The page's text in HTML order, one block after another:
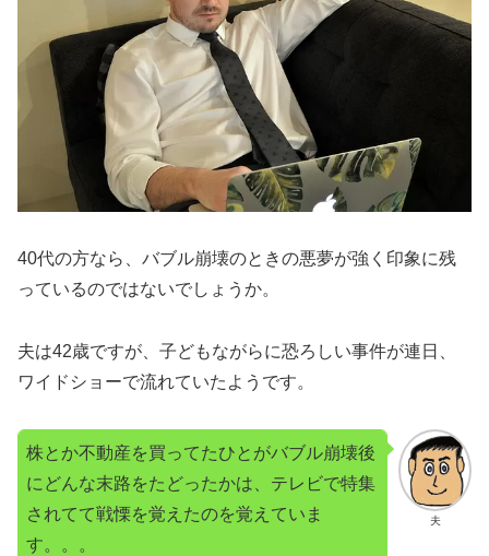
40代の方なら、バブル崩壊のときの悪夢が強く印象に残
っているのではないでしょうか。
夫は42歳ですが、子どもながらに恐ろしい事件が連日、
ワイドショーで流れていたようです。
夫
株とか不動産を買ってたひとがバブル崩壊後
にどんな末路をたどったかは、テレビで特集
されてて戦慄を覚えたのを覚えていま
す。。。